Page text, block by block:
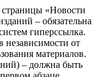
«Новости
– обязательна
гиперссылка.
от
материалов.
– должна быть